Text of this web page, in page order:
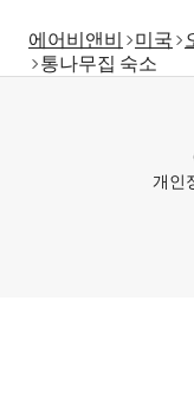
에어비앤비 미국
통나무집 숙소
개인